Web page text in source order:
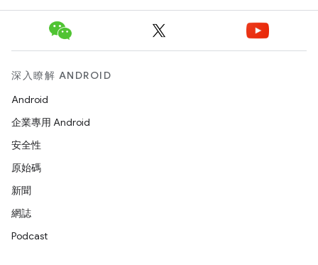
深入瞭解 ANDROID
Android
企業專用 Android
安全性
原始碼
新聞
網誌
Podcast